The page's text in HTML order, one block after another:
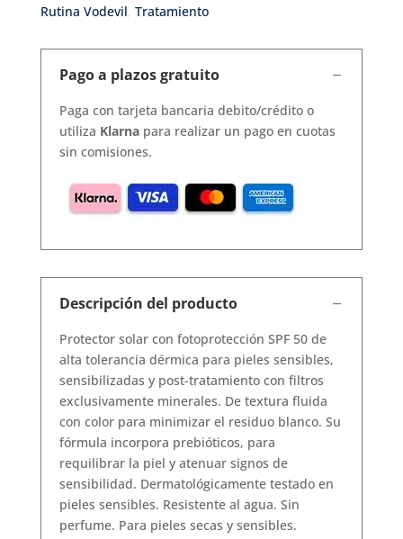
Rutina Vodevil, Tratamiento
Pago a plazos gratuito
Paga con tarjeta bancaria debito/crédito o
utiliza Klarnapara realizar un pago en cuotas
sin comisiones.
Descripción del producto
Protector solar con fotoprotección SPF 50 de
alta tolerancia dérmica para pieles sensibles,
sensibilizadas y post-tratamiento con filtros
exclusivamente minerales. De textura fluida
con color para minimizar el residuo blanco. Su
fórmula incorpora prebióticos, para
requilibrar la piel y atenuar signos de
sensibilidad. Dermatológicamente testado en
pieles sensibles. Resistente al agua. Sin
perfume. Para pieles secas y sensibles.